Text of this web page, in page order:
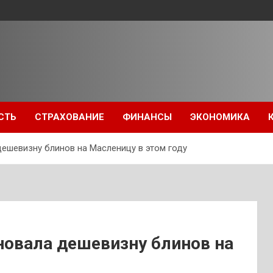
СТРАХОВАНИЕ ФИНАНСЫ ЭКОНОМИКА
блинов на Масленицу в этом году
дешевизну блинов на